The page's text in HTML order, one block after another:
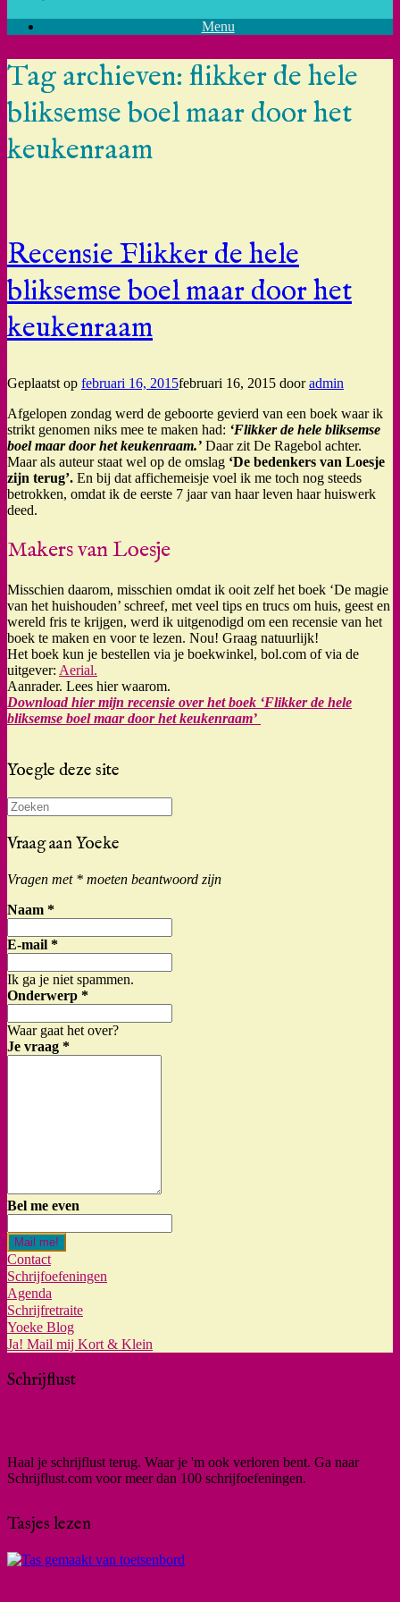
Menu
Tag archieven:flikker de hele
bliksemse boel maar door het
keukenraam
Recensie Flikker de hele
bliksemse boel maar door het
keukenraam
Geplaatst op februari 16, 2015februari 16, 2015 dooradmin
Afgelopen zondag werd de geboorte gevierd van een boek waar ik
strikt genomen niks mee te maken had: ‘Flikker de hele bliksemse
boel maar door het keukenraam.’ Daar zit De Ragebol achter.
Maar als auteur staat wel op de omslag ‘De bedenkers van Loesje
zijn terug’. En bij dat affichemeisje voel ik me toch nog steeds
betrokken, omdat ik de eerste 7 jaar van haar leven haar huiswerk
deed.
Makers van Loesje
Misschien daarom, misschien omdat ik ooit zelf het boek ‘De magie
van het huishouden’ schreef, met veel tips en trucs om huis, geest en
wereld fris te krijgen, werd ik uitgenodigd om een recensie van het
boek te maken en voor te lezen. Nou! Graag natuurlijk!
Het boek kun je bestellen via je boekwinkel, bol.com of via de
uitgever: Aerial.
Aanrader. Lees hier waarom.
Download hier mijn recensie over het boek ‘Flikker de hele
bliksemse boel maar door het keukenraam’
Yoegle deze site
Zoeken
naar:
Vraag aan Yoeke
Vragen met * moeten beantwoord zijn
Naam *
E-mail *
Ik ga je niet spammen.
Onderwerp *
Waar gaat het over?
Je vraag *
Bel me even
Mail me!
Contact
Schrijfoefeningen
Agenda
Schrijfretraite
Yoeke Blog
Ja! Mail mij Kort & Klein
Schrijflust
Haal je schrijflust terug. Waar je 'm ook verloren bent. Ga naar
Schrijflust.com voor meer dan 100 schrijfoefeningen.
Tasjes lezen